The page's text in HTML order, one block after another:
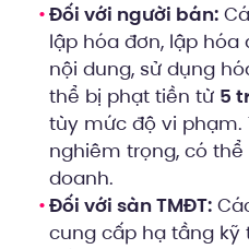
Đối với người bán:
lập hóa đơn, lập hóa
nội dung, sử dụng
thể bị phạt tiền từ 5
tùy mức độ vi phạm.
nghiêm trọng, có
doanh.
Đối với sàn TMĐT:
cung cấp hạ tầng kỹ